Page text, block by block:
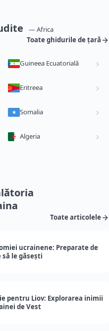
— Africa
Toate ghidurile de țară
Guineea Ecuatorială
Eritreea
Somalia
Algeria
Toate articolele
ucrainene: Preparate de
le găsești
pentru Liov: Explorarea inimii
de Vest